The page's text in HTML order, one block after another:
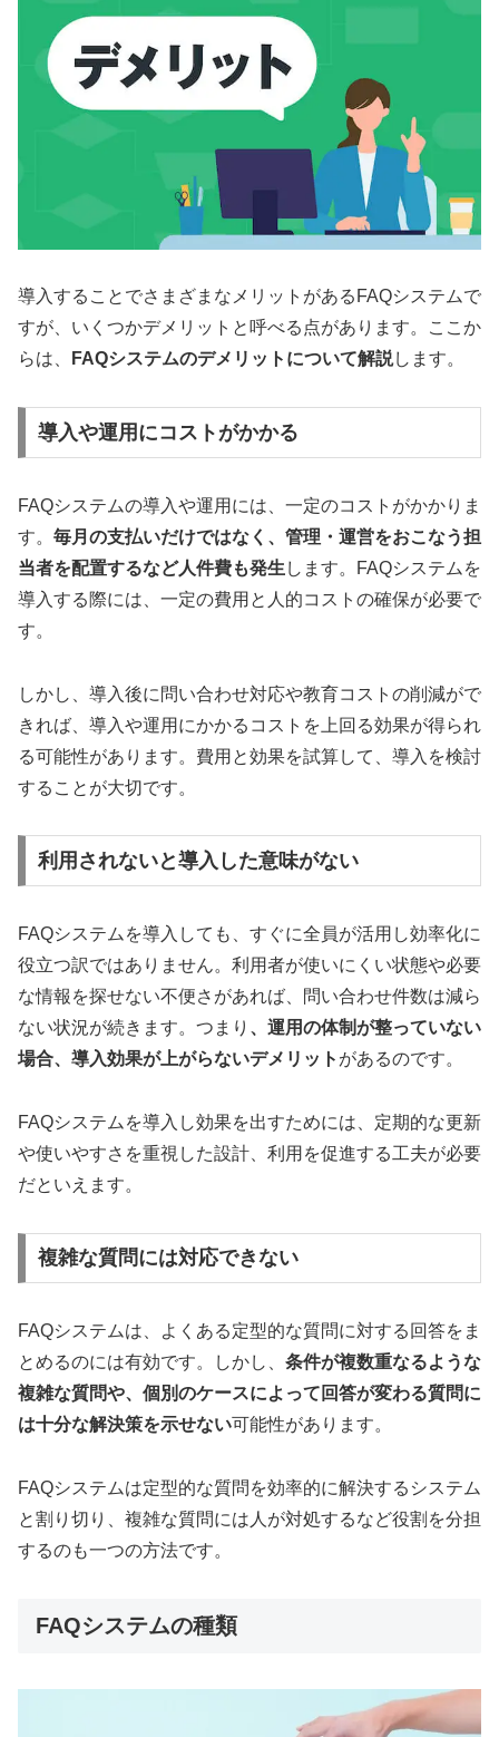
導入することでさまざまなメリットがあるFAQシステムで
すが、いくつかデメリットと呼べる点があります。ここか
らは、
FAQシステムのデメリットについて解説します。
導入や運用にコストがかかる
FAQシステムの導入や運用には、一定のコストがかかりま
す。 毎月の支払いだけではなく、管理・運営をおこなう担
当者を配置するなど人件費も発生 します。FAQシステムを
導入する際には、一定の費用と人的コストの確保が必要で
す。
しかし、導入後に問い合わせ対応や教育コストの削減がで
きれば、導入や運用にかかるコストを上回る効果が得られ
る可能性があります。費用と効果を試算して、導入を検討
することが大切です。
利用されないと導入した意味がない
FAQシステムを導入しても、すぐに全員が活用し効率化に
役立つ訳ではありません。利用者が使いにくい状態や必要
な情報を探せない不便さがあれば、問い合わせ件数は減ら
ない状況が続きます。つまり 、運用の体制が整っていない
場合、導入効果が上がらないデメリット があるのです。
FAQシステムを導入し効果を出すためには、定期的な更新
や使いやすさを重視した設計、利用を促進する工夫が必要
だといえます。
複雑な質問には対応できない
FAQシステムは、よくある定型的な質問に対する回答をま
とめるのには有効です。しかし、 条件が複数重なるような
複雑な質問や、個別のケースによって回答が変わる質問に
は十分な解決策を示せない可能性があります。
FAQシステムは定型的な質問を効率的に解決するシステム
と割り切り、複雑な質問には人が対処するなど役割を分担
するのも一つの方法です。
FAQシステムの種類